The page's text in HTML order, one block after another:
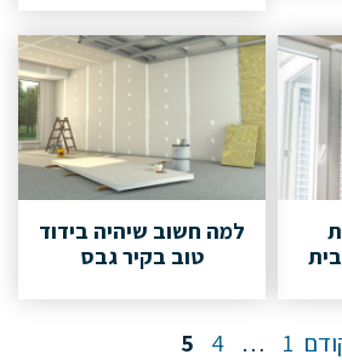
למה חשוב שיהיה בידוד
טוב בקיר גבס
1
…
4 עמוד
5